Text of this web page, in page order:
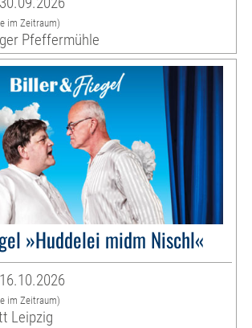
im Zeitraum)
Pfeffermühle
»Huddelei midm Nischl«
im Zeitraum)
Leipzig